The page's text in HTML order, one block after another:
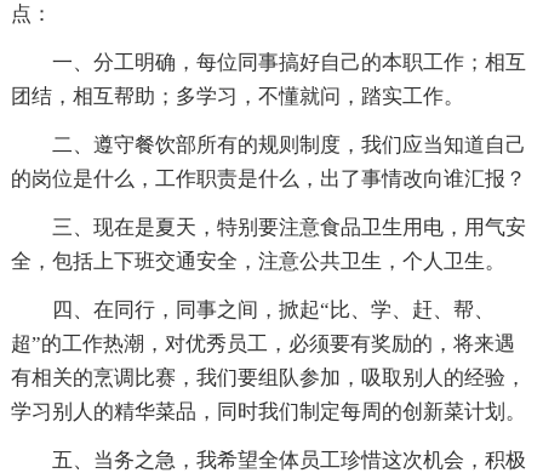
点：
一、分工明确，每位同事搞好自己的本职工作；相互
团结，相互帮助；多学习，不懂就问，踏实工作。
二、遵守餐饮部所有的规则制度，我们应当知道自己
的岗位是什么，工作职责是什么，出了事情改向谁汇报？
三、现在是夏天，特别要注意食品卫生用电，用气安
全，包括上下班交通安全，注意公共卫生，个人卫生。
四、在同行，同事之间，掀起“比、学、赶、帮、
超”的工作热潮，对优秀员工，必须要有奖励的，将来遇
有相关的烹调比赛，我们要组队参加，吸取别人的经验，
学习别人的精华菜品，同时我们制定每周的创新菜计划。
五、当务之急，我希望全体员工珍惜这次机会，积极